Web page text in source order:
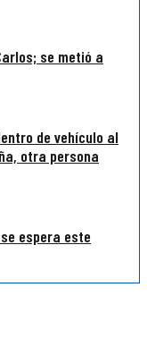
se metió a
de vehículo al
otra persona
espera este